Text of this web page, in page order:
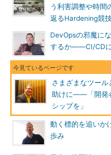
――開
められ
のは
は、
不可
けに
ーシ
う利害調整や時
返るHardening競
DevOpsの邪魔に
するか――CI/CDに
さまざまなツー
助けに――「開発
シップを」
動く標的を追い
歩み